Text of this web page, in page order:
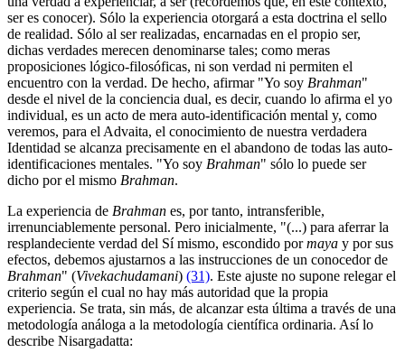
ser es conocer). Sólo la experiencia otorgará a esta doctrina el sello
de realidad. Sólo al ser realizadas, encarnadas en el propio ser,
dichas verdades merecen denominarse tales; como meras
proposiciones lógico-filosóficas, ni son verdad ni permiten el
encuentro con la verdad. De hecho, afirmar "Yo soy Brahman"
desde el nivel de la conciencia dual, es decir, cuando lo afirma el yo
individual, es un acto de mera auto-identificación mental y, como
veremos, para el Advaita, el conocimiento de nuestra verdadera
Identidad se alcanza precisamente en el abandono de todas las auto-
identificaciones mentales. "Yo soy Brahman" sólo lo puede ser
dicho por el mismo Brahman.
La experiencia de Brahman es, por tanto, intransferible,
irrenunciablemente personal. Pero inicialmente, "(...) para aferrar la
resplandeciente verdad del Sí mismo, escondido pormaya y por sus
efectos, debemos ajustarnos a las instrucciones de un conocedor de
Brahman" (Vivekachudamani) (31). Este ajuste no supone relegar el
criterio según el cual no hay más autoridad que la propia
experiencia. Se trata, sin más, de alcanzar esta última a través de una
metodología análoga a la metodología científica ordinaria. Así lo
describe Nisargadatta: